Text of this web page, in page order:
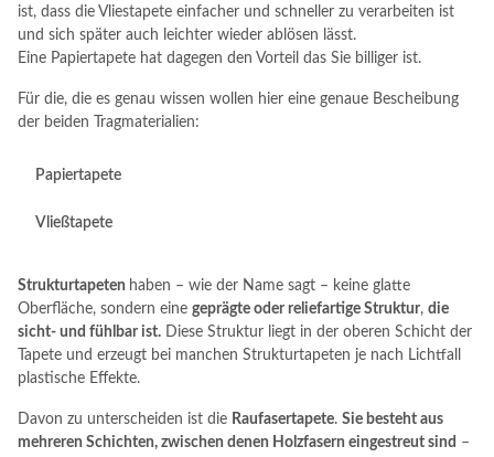
ist, dass die Vliestapete einfacher und schneller zu verarbeiten ist
und sich später auch leichter wieder ablösen lässt.
Eine Papiertapete hat dagegen den Vorteil das Sie billiger ist.
Für die, die es genau wissen wollen hier eine genaue Bescheibung
der beiden Tragmaterialien:
Papiertapete
Vließtapete
Strukturtapeten haben – wie der Name sagt – keine glatte
Oberfläche, sondern eine geprägte oder reliefartige Struktur, die
sicht- und fühlbar ist. Diese Struktur liegt in der oberen Schicht der
Tapete und erzeugt bei manchen Strukturtapeten je nach Lichtfall
plastische Effekte.
Davon zu unterscheiden ist die Raufasertapete. Sie besteht aus
mehreren Schichten, zwischen denen Holzfasern eingestreut sind –